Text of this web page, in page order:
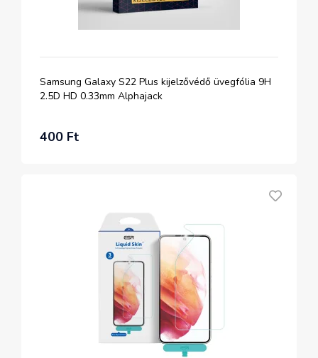
Samsung Galaxy S22 Plus kijelzővédő üvegfólia 9H
2.5D HD 0.33mm Alphajack
400 Ft